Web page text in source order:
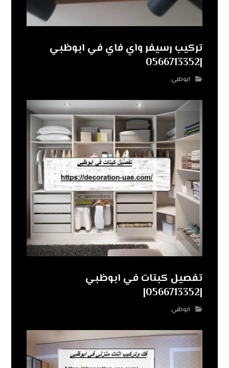
تركيب رسيفر واي فاي في ابوظبي
|0566713352
ابوظبي
تفصيل كبتات في ابوظبي
|0566713352|
ابوظبي